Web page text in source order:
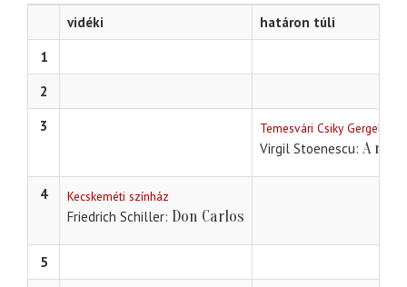
vidéki
határon túli
1
2
3
Temesvári Csiky Gergely
Virgil Stoenescu A
4 Kecskeméti színház
Friedrich Schiller Don Carlos
5